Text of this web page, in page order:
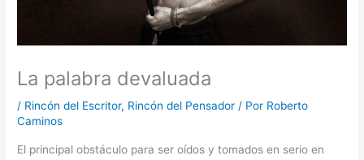
La palabra devaluada
/ Rincón del Escritor, Rincón del Pensador / Por Roberto
Caminos
El principal obstáculo para ser oídos y tomados en serio en